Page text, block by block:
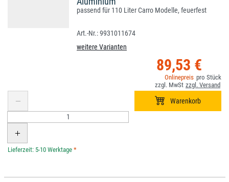
passend für 110 Liter Carro Modelle, feuerfest
9931011674
weitere Varianten
89,53 €
*